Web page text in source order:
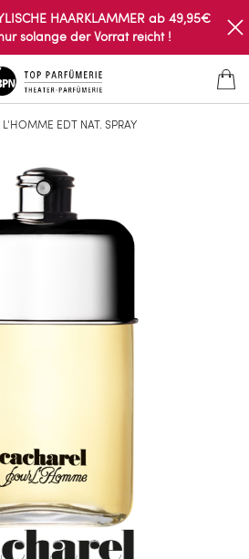
HAARKLAMMER ab 49,95€
solange der Vorrat reicht !
EDT NAT. SPRAY